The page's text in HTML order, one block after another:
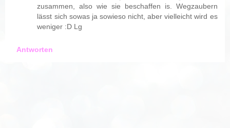
zusammen, also wie sie beschaffen is. Wegzaubern
lässt sich sowas ja sowieso nicht, aber vielleicht wird es
weniger :D Lg
Antworten